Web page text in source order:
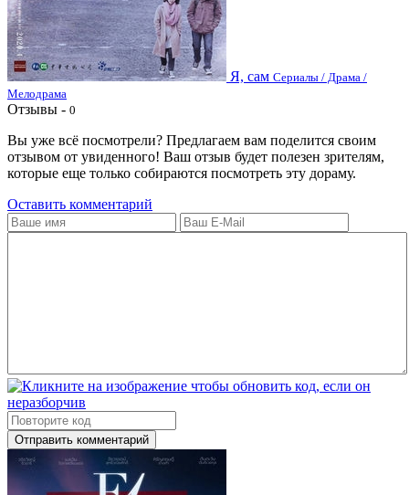
Я, сам Сериалы / Драма /
Мелодрама
Отзывы - 0
Вы уже всё посмотрели? Предлагаем вам поделится своим
отзывом от увиденного! Ваш отзыв будет полезен зрителям,
которые еще только собираются посмотреть эту дораму.
Оставить комментарий
Отправить комментарий